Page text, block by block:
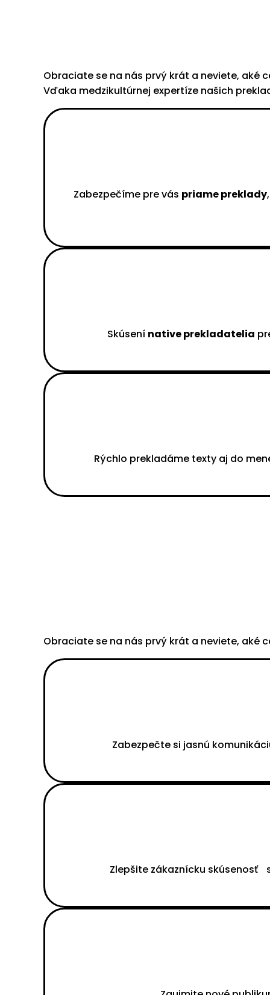
Obraciate se na nás prvý krát a neviete, aké
Vďaka medzikultúrnej expertíze našich
Zabezpečíme pre vás priame preklady
Skúsení native prekladatelia
Rýchlo prekladáme texty aj do
Obraciate se na nás prvý krát a neviete, aké
Zabezpečte si jasnú
Zlepšite zákaznícku skúsenosť